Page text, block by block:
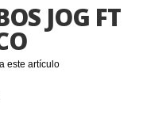
JOG FT
este artículo